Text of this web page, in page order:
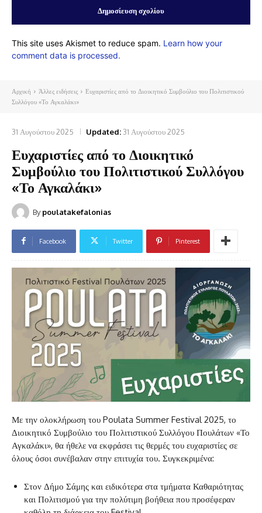
This site uses Akismet to reduce spam. Learn how your
comment data is processed.